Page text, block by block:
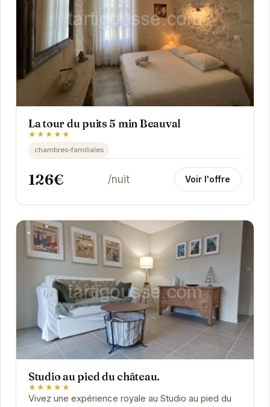
La tour du puits 5 min Beauval
★★★★★
chambres-familiales
126€ /nuit Voir l'offre
Studio au pied du château.
★★★★★
Vivez une expérience royale au Studio au pied du